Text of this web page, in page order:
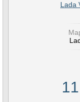
Lada